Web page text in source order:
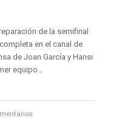
de la semifinal
en el canal de
de Joan García y Hansi
equipo…